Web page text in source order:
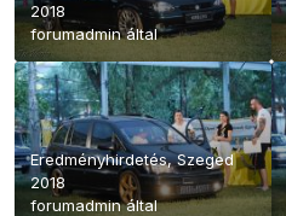
2018
forumadmináltal
Eredményhirdetés, Szeged
2018
forumadmináltal